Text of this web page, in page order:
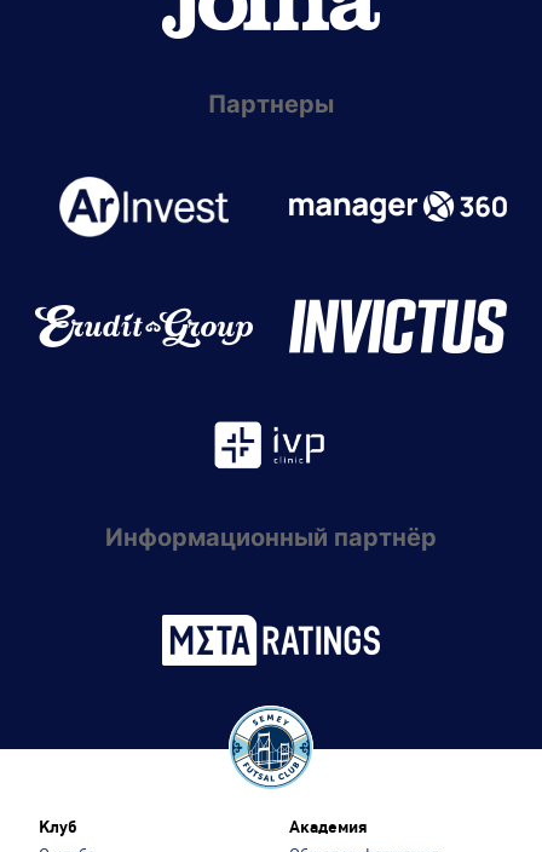
Партнеры
Информационный партнёр
Клуб Академия